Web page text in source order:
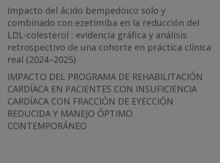
Impacto del ácido bempedoico solo y
combinado con ezetimiba en la reducción del
LDL-colesterol : evidencia gráfica y análisis
retrospectivo de una cohorte en práctica clínica
real (2024–2025)
IMPACTO DEL PROGRAMA DE REHABILITACIÓN
CARDÍACA EN PACIENTES CON INSUFICIENCIA
CARDÍACA CON FRACCIÓN DE EYECCIÓN
REDUCIDA Y MANEJO ÓPTIMO
CONTEMPORÁNEO